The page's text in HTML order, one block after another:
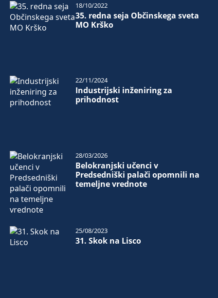
35. redna seja Občinskega sveta
MO Krško
18/10/2022
Industrijski inženiring za
prihodnost
22/11/2024
Belokranjski učenci v
Predsedniški palači opomnili na
temeljne vrednote
28/03/2026
31. Skok na Lisco
25/08/2023